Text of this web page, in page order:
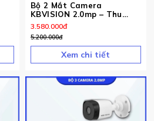
Bộ 2 Mắt Camera
KBVISION 2.0mp – Thu
Tiếng
3.580.000đ
5.200.000đ
Xem chi tiết